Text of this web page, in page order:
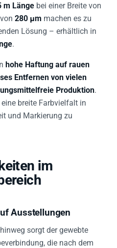
m Länge bei einer Breite von
280 µm machen es zu
Lösung – erhältlich in
.
hohe Haftung auf rauen
Entfernen von vielen
Produktion.
breite Farbvielfalt in
und Markierung zu
im
Ausstellungen
sorgt der gewebte
die nach dem